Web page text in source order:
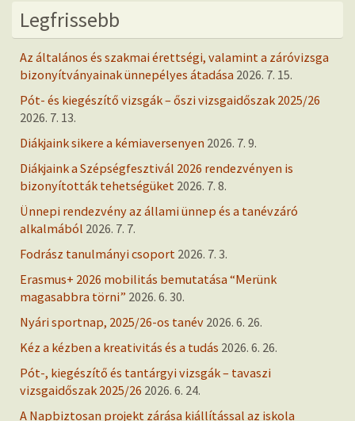
Legfrissebb
Az általános és szakmai érettségi, valamint a záróvizsga
bizonyítványainak ünnepélyes átadása 2026. 7. 15.
Pót- és kiegészítő vizsgák – őszi vizsgaidőszak 2025/26
2026. 7. 13.
Diákjaink sikere a kémiaversenyen 2026. 7. 9.
Diákjaink a Szépségfesztivál 2026 rendezvényen is
bizonyították tehetségüket 2026. 7. 8.
Ünnepi rendezvény az állami ünnep és a tanévzáró
alkalmából 2026. 7. 7.
Fodrász tanulmányi csoport 2026. 7. 3.
Erasmus+ 2026 mobilitás bemutatása “Merünk
magasabbra törni” 2026. 6. 30.
Nyári sportnap, 2025/26-os tanév 2026. 6. 26.
Kéz a kézben a kreativitás és a tudás 2026. 6. 26.
Pót-, kiegészítő és tantárgyi vizsgák – tavaszi
vizsgaidőszak 2025/26 2026. 6. 24.
A Napbiztosan projekt zárása kiállítással az iskola